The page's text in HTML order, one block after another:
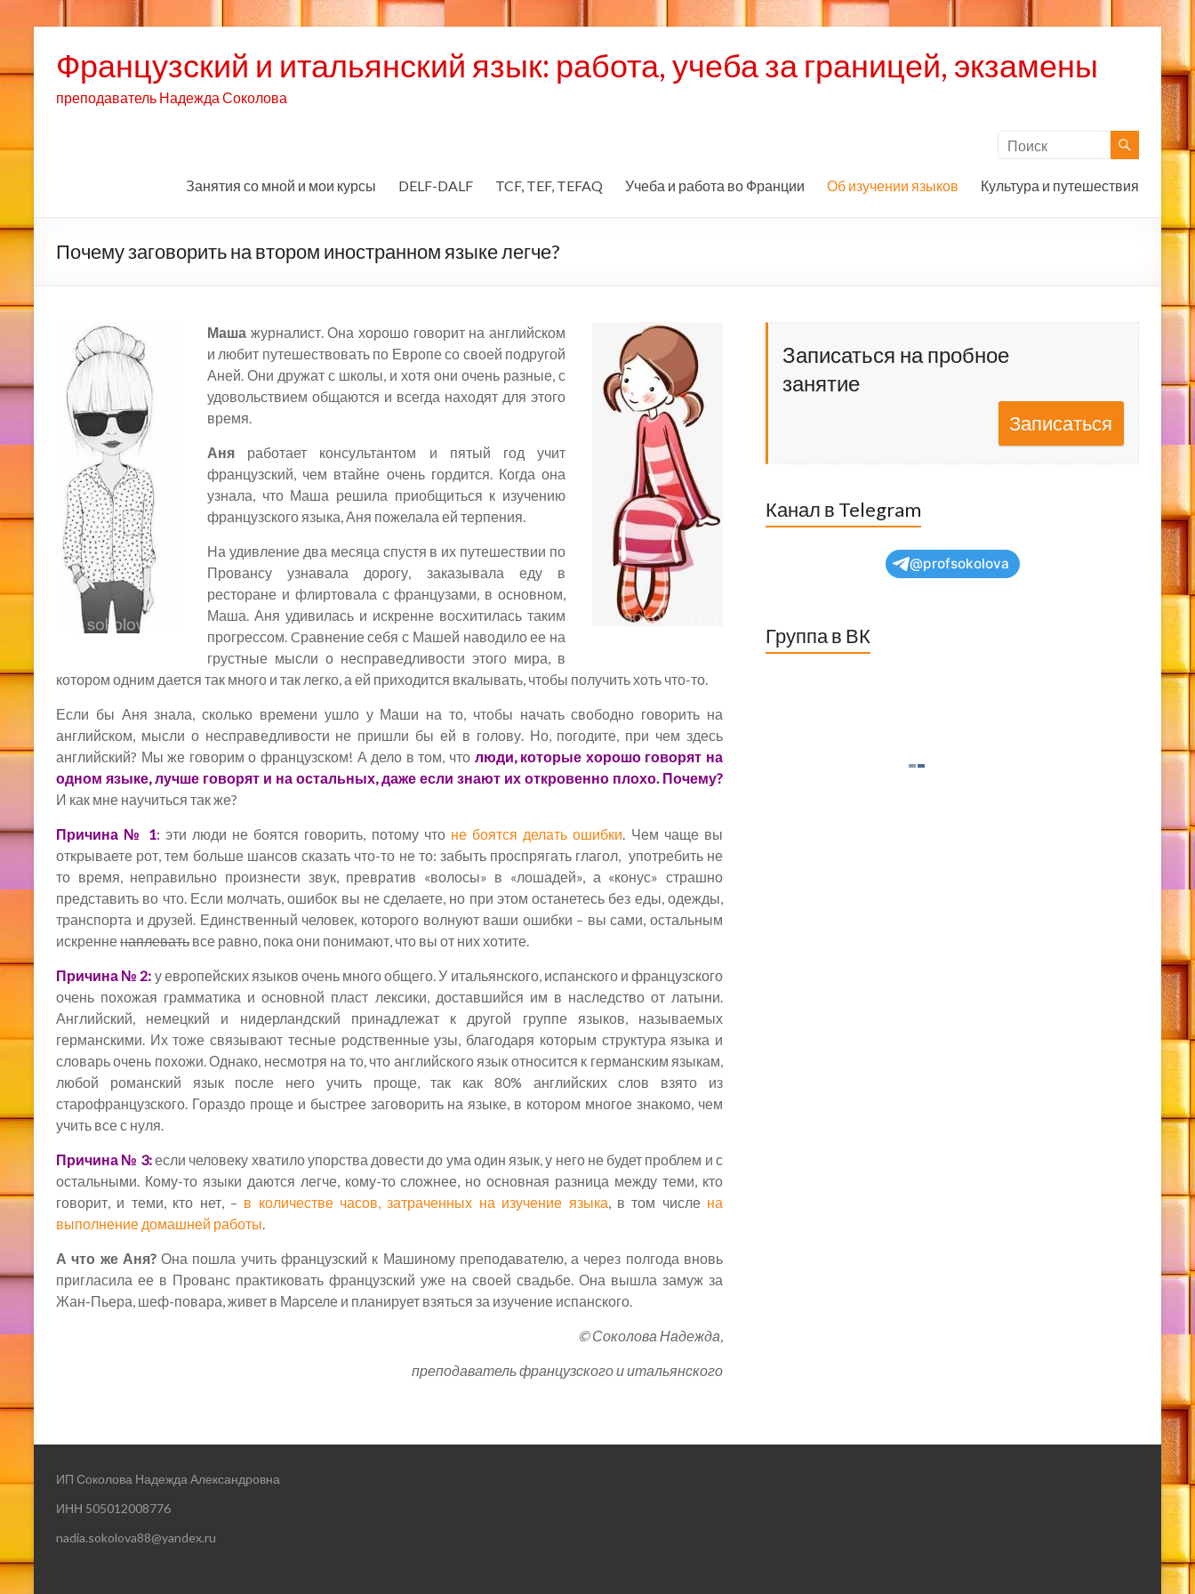
Французский и итальянский язык: работа, учеба за границей, экзамены
преподаватель Надежда Соколова
Занятия со мной и мои курсы DELF-DALF TCF, TEF, TEFAQ Учеба и работа во Франции Об изучении языков Культура и путешествия
Почему заговорить на втором иностранном языке легче?
Маша журналист. Она хорошо говорит на английском
и любит путешествовать по Европе со своей подругой
Аней. Они дружат с школы, и хотя они очень разные, с
удовольствием общаются и всегда находят для этого
время.
Аня работает консультантом и пятый год учит
французский, чем втайне очень гордится. Когда она
узнала, что Маша решила приобщиться к изучению
французского языка, Аня пожелала ей терпения.
На удивление два месяца спустя в их путешествии по
Провансу узнавала дорогу, заказывала еду в
ресторане и флиртовала с французами, в основном,
Маша. Аня удивилась и искренне восхитилась таким
прогрессом. Cравнение себя с Машей наводило ее на
грустные мысли о несправедливости этого мира, в
котором одним дается так много и так легко, а ей приходится вкалывать, чтобы получить хоть что-то.
Если бы Аня знала, сколько времени ушло у Маши на то, чтобы начать свободно говорить на
английском, мысли о несправедливости не пришли бы ей в голову. Но, погодите, при чем здесь
английский? Мы же говорим о французском! А дело в том, что люди, которые хорошо говорят на
одном языке, лучше говорят и на остальных, даже если знают их откровенно плохо. Почему?
И как мне научиться так же?
Причина № 1: эти люди не боятся говорить, потому что не боятся делать ошибки. Чем чаще вы
открываете рот, тем больше шансов сказать что-то не то: забыть проспрягать глагол, употребить не
то время, неправильно произнести звук, превратив «волосы» в «лошадей», а «конус» страшно
представить во что. Если молчать, ошибок вы не сделаете, но при этом останетесь без еды, одежды,
транспорта и друзей. Единственный человек, которого волнуют ваши ошибки – вы сами, остальным
искренненаплевать все равно, пока они понимают, что вы от них хотите.
Причина № 2: у европейских языков очень много общего. У итальянского, испанского и французского
очень похожая грамматика и основной пласт лексики, доставшийся им в наследство от латыни.
Английский, немецкий и нидерландский принадлежат к другой группе языков, называемых
германскими. Их тоже связывают тесные родственные узы, благодаря которым структура языка и
словарь очень похожи. Однако, несмотря на то, что английского язык относится к германским языкам,
любой романский язык после него учить проще, так как 80% английских слов взято из
старофранцузского. Гораздо проще и быстрее заговорить на языке, в котором многое знакомо, чем
учить все с нуля.
Причина № 3:если человеку хватило упорства довести до ума один язык, у него не будет проблем и с
остальными. Кому-то языки даются легче, кому-то сложнее, но основная разница между теми, кто
говорит, и теми, кто нет, – в количестве часов, затраченных на изучение языка, в том числе на
выполнение домашней работы.
А что же Аня?Она пошла учить французский к Машиному преподавателю, а через полгода вновь
пригласила ее в Прованс практиковать французский уже на своей свадьбе. Она вышла замуж за
Жан-Пьера, шеф-повара, живет в Марселе и планирует взяться за изучение испанского.
© Соколова Надежда,
преподаватель французского и итальянского
Записаться на пробное
занятие
Записаться
Канал в Telegram
@profsokolova
Группа в ВК
ИП Соколова Надежда Александровна
ИНН 505012008776
nadia.sokolova88@yandex.ru